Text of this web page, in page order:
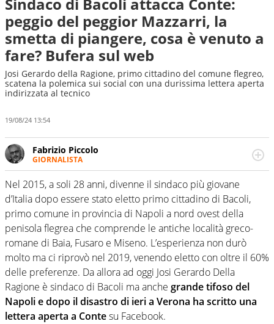
peggio del peggior Mazzarri, la
smetta di piangere, cosa è venuto a
fare? Bufera sul web
Josi Gerardo della Ragione, primo cittadino del comune flegreo,
scatena la polemica sui social con una durissima lettera aperta
indirizzata al tecnico
19/08/24 13:54
Fabrizio Piccolo
GIORNALISTA
Nella sua carriera ha seguito numerose manifestazioni
sportive e collaborato con agenzie e testate. Esperienza,
competenza, conoscenza e memoria storica. Si occupa
prevalentemente di calcio
Nel 2015, a soli 28 anni, divenne il sindaco più giovane
d’Italia dopo essere stato eletto primo cittadino di Bacoli,
primo comune in provincia di Napoli a nord ovest della
penisola flegrea che comprende le antiche località greco-
romane di Baia, Fusaro e Miseno. L’esperienza non durò
molto ma ci riprovò nel 2019, venendo eletto con oltre il 60%
delle preferenze. Da allora ad oggi Josi Gerardo Della
Ragione è sindaco di Bacoli ma anche grande tifoso del
Napoli e dopo il disastro di ieri a Verona ha scritto una
lettera aperta a Contesu Facebook.